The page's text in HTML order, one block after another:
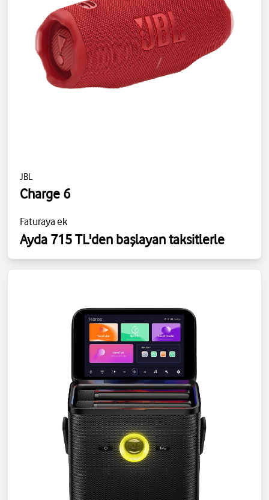
JBL
Charge 6
Faturaya ek
Ayda 715 TL'den başlayan taksitlerle